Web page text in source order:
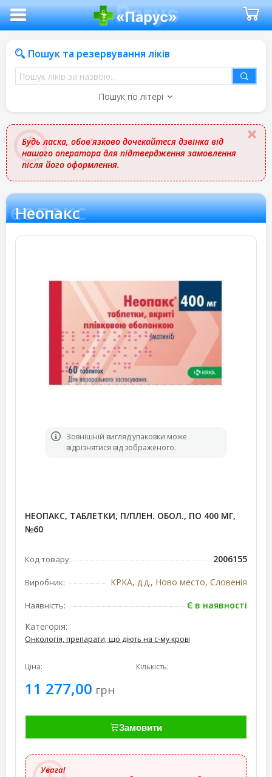
Пошук та резервування ліків
Пошук
ліків
назвою
Пошук по літері
Будь ласка, обов'язково дочекайтеся дзвінка від
нашого оператора для підтвердження замовлення
після його оформлення.
Неопакс
Зовнішній вигляд упаковки може
відрізнятися від зображеного.
НЕОПАКС, ТАБЛЕТКИ, П/ПЛЕН. ОБОЛ., ПО 400 МГ,
№60
Код товару: 2006155
Виробник: КРКА, д.д., Ново место, Словенія
Наявність:
Є в наявності
Категорія:
Онкологія, препарати, що діють на с-му крові
Ціна:
11 277,00 грн
Кількість:
Замовити
Увага!